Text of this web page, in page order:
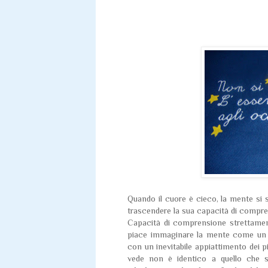
Quando il cuore è cieco, la mente si
trascendere la sua capacità di
Capacità di comprensione
piace immaginare la mente come
con un inevitabile appiattimento dei
vede non è identico a quello che